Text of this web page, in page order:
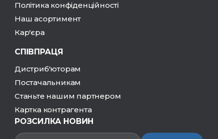
Політика конфіденційності
Наш асортимент
Кар'єра
СПІВПРАЦЯ
Дистриб'юторам
Постачальникам
Станьте нашим партнером
Картка контрагента
РОЗСИЛКА НОВИН